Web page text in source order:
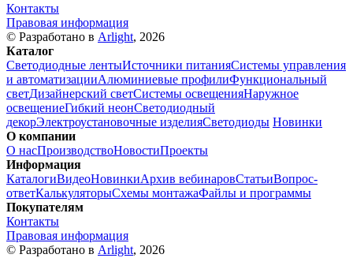
Контакты
Правовая информация
© Разработано в Arlight, 2026
Каталог
Светодиодные лентыИсточники питанияСистемы управления
и автоматизацииАлюминиевые профилиФункциональный
светДизайнерский светСистемы освещенияНаружное
освещениеГибкий неонСветодиодный
декорЭлектроустановочные изделияСветодиоды Новинки
О компании
О насПроизводствоНовостиПроекты
Информация
КаталогиВидеоНовинкиАрхив вебинаровСтатьиВопрос-
ответКалькуляторыСхемы монтажаФайлы и программы
Покупателям
Контакты
Правовая информация
© Разработано в Arlight, 2026